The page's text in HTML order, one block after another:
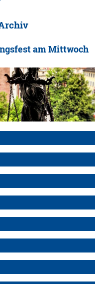
am Mittwoch